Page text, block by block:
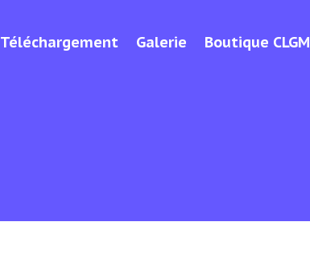
Téléchargement Galerie Boutique CLGM